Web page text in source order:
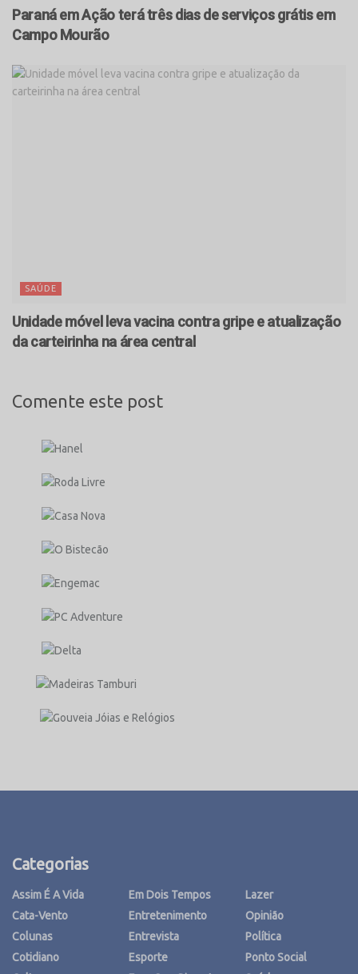
Paraná em Ação terá três dias de serviços grátis em
Campo Mourão
SAÚDE
Unidade móvel leva vacina contra gripe e atualização
da carteirinha na área central
Comente este post
Categorias
Assim É A Vida
Cata-Vento
Colunas
Cotidiano
Em Dois Tempos
Entretenimento
Entrevista
Esporte
Lazer
Opinião
Política
Ponto Social